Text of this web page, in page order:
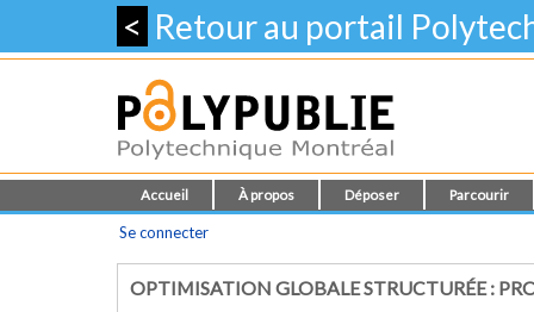
< Retour au portail
Accueil À propos Déposer Parcourir
Se connecter
OPTIMISATION GLOBALE STRUCTURÉE :